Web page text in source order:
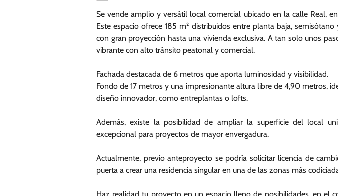
Se vende amplio y versátil local comercial ubicado en la calle Real,
Este espacio ofrece 185 m² distribuidos entre planta baja,
con gran proyección hasta una vivienda exclusiva. A tan solo unos
vibrante con alto tránsito peatonal y comercial.
Fachada destacada de 6 metros que aporta luminosidad y visibilidad.
Fondo de 17 metros y una impresionante altura libre de 4,90 metros,
diseño innovador, como entreplantas o lofts.
Además, existe la posibilidad de ampliar la superficie del local
excepcional para proyectos de mayor envergadura.
Actualmente, previo anteproyecto se podría solicitar licencia de
puerta a crear una residencia singular en una de las zonas más